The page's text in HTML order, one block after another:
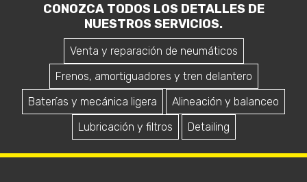
CONOZCA TODOS LOS DETALLES DE
NUESTROS SERVICIOS.
Venta y reparación de neumáticos
Frenos, amortiguadores y tren delantero
Baterías y mecánica ligera
Alineación y balanceo
Lubricación y filtros
Detailing